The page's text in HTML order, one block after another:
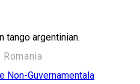
tango argentinian.
Non-Guvernamentala